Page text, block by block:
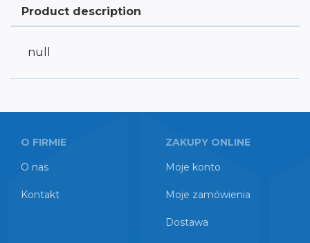
Product description
null
O FIRMIE
O nas
Kontakt
ZAKUPY ONLINE
Moje konto
Moje zamówienia
Dostawa